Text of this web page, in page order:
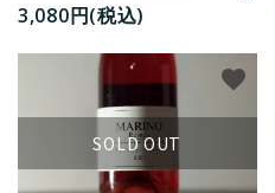
3,080円(税込)
SOLD OUT
favorite